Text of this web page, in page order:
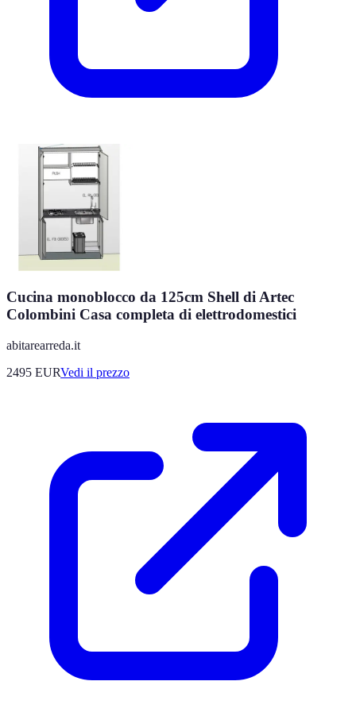
Cucina monoblocco da 125cm Shell di Artec
Colombini Casa completa di elettrodomestici
abitarearreda.it
2495 EURVedi il prezzo